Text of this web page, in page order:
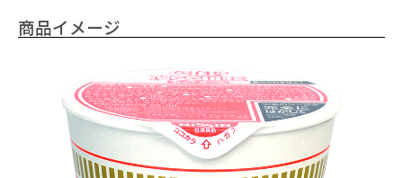
商品イメージ